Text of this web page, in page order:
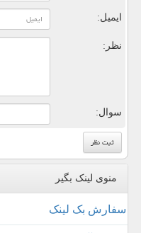
ایمیل:
نظر:
سوال:
منوی لینک بگیر
سفارش بک لینک